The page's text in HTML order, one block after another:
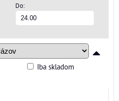
Do:
Iba skladom